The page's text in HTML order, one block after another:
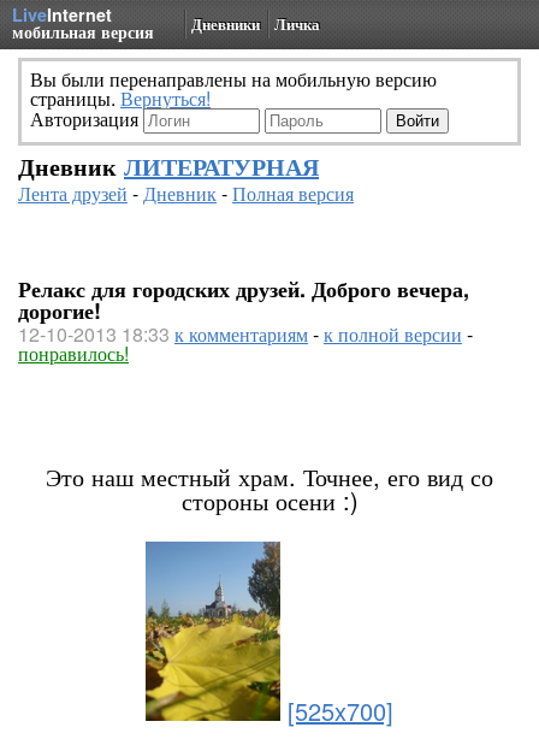
LiveInternet
мобильная версия Дневники Личка
Вы были перенаправлены на мобильную версию
страницы. Вернуться!
Авторизация
Дневник ЛИТЕРАТУРНАЯ
Лента друзей -Дневник-Полная версия
Релакс для городских друзей. Доброго вечера,
дорогие!
12-10-2013 18:33 к комментариям-к полной версии -
понравилось!
Это наш местный храм. Точнее, его вид со
стороны осени :)
[525x700]